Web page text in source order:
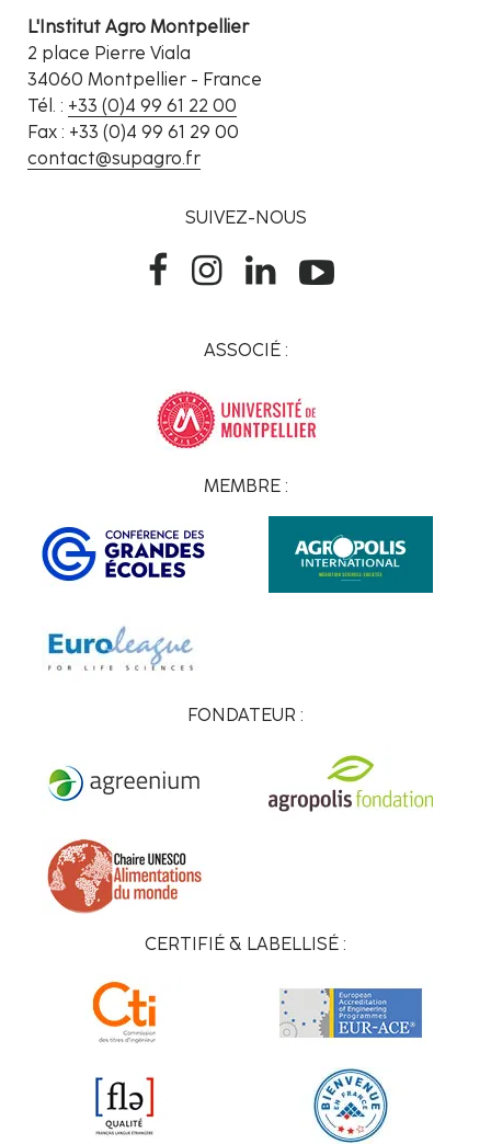
L'Institut Agro Montpellier
2 place Pierre Viala
34060 Montpellier - France
Tél. : +33 (0)4 99 61 22 00
Fax : +33 (0)4 99 61 29 00
contact@supagro.fr
SUIVEZ-NOUS
ASSOCIÉ :
MEMBRE :
FONDATEUR :
CERTIFIÉ & LABELLISÉ :